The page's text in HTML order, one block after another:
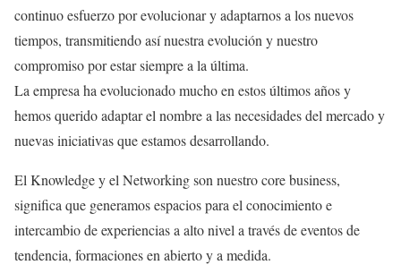
continuo esfuerzo por evolucionar y adaptarnos a los nuevos
tiempos, transmitiendo así nuestra evolución y nuestro
compromiso por estar siempre a la última.
La empresa ha evolucionado mucho en estos últimos años y
hemos querido adaptar el nombre a las necesidades del mercado y
nuevas iniciativas que estamos desarrollando.
El Knowledge y el Networking son nuestro core business,
significa que generamos espacios para el conocimiento e
intercambio de experiencias a alto nivel a través de eventos de
tendencia, formaciones en abierto y a medida.